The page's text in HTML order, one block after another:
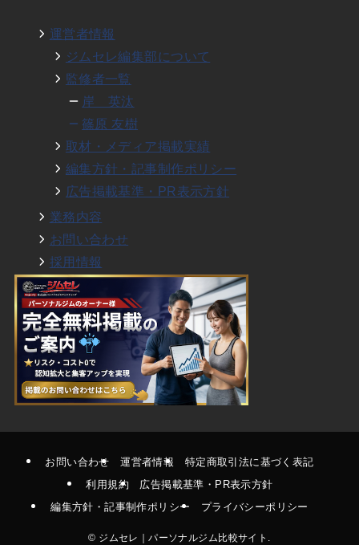
運営者情報
ジムセレ編集部について
監修者一覧
岸 英汰
篠原 友樹
取材・メディア掲載実績
編集方針・記事制作ポリシー
広告掲載基準・PR表示方針
業務内容
お問い合わせ
採用情報
お問い合わせ 運営者情報
特定商取引法に基づく表記
利用規約
広告掲載基準・PR表示方針
編集方針・記事制作ポリシー
プライバシーポリシー
© ジムセレ｜パーソナルジム比較サイト.